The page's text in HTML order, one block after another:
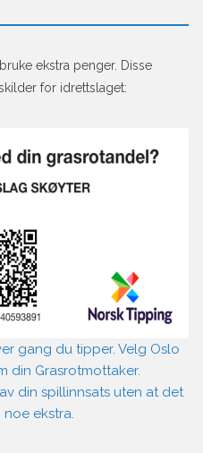
ekstra penger. Disse
for idrettslaget:
gang du tipper. Velg Oslo
din Grasrotmottaker.
din spillinnsats uten at det
ekstra.